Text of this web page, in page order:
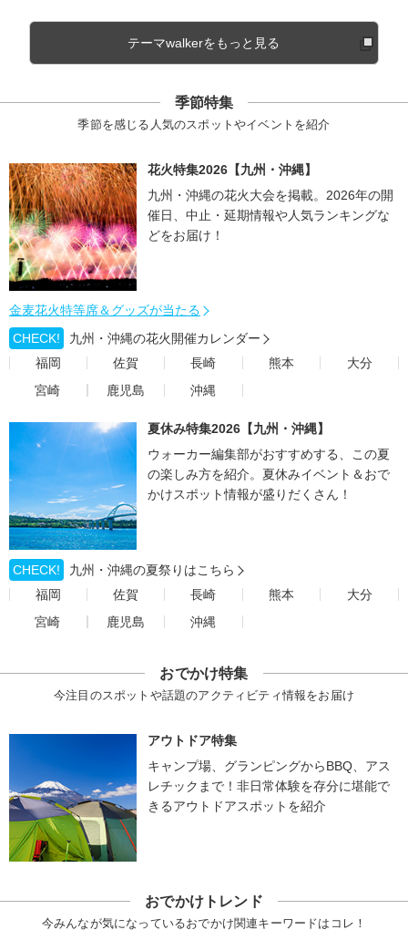
テーマwalkerをもっと見る
季節特集
季節を感じる人気のスポットやイベントを紹介
花火特集2026【九州・沖縄】
九州・沖縄の花火大会を掲載。2026年の開
催日、中止・延期情報や人気ランキングな
どをお届け！
金麦花火特等席＆グッズが当たる
CHECK!
九州・沖縄の花火開催カレンダー
福岡
佐賀 長崎 熊本
大分
宮崎
鹿児島 沖縄
夏休み特集2026【九州・沖縄】
ウォーカー編集部がおすすめする、この夏
の楽しみ方を紹介。夏休みイベント＆おで
かけスポット情報が盛りだくさん！
CHECK!
九州・沖縄の夏祭りはこちら
福岡
佐賀 長崎 熊本
大分
宮崎
鹿児島 沖縄
おでかけ特集
今注目のスポットや話題のアクティビティ情報をお届け
アウトドア特集
キャンプ場、グランピングからBBQ、アス
レチックまで！非日常体験を存分に堪能で
きるアウトドアスポットを紹介
おでかけトレンド
今みんなが気になっているおでかけ関連キーワードはコレ！